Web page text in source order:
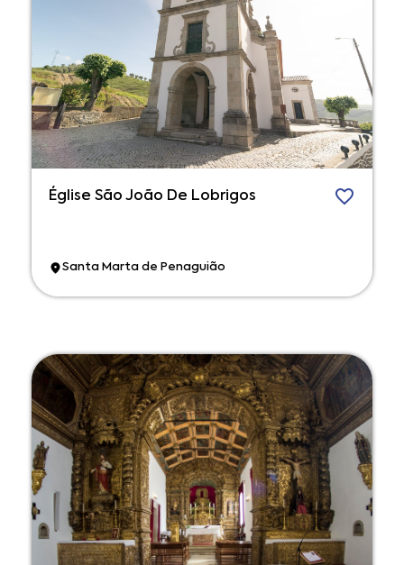
Église São João De Lobrigos
Santa Marta de Penaguião